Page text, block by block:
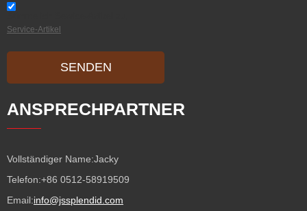
Service-Artikel
SENDEN
ANSPRECHPARTNER
Vollständiger Name:Jacky
Telefon:+86 0512-58919509
Email:info@jssplendid.com